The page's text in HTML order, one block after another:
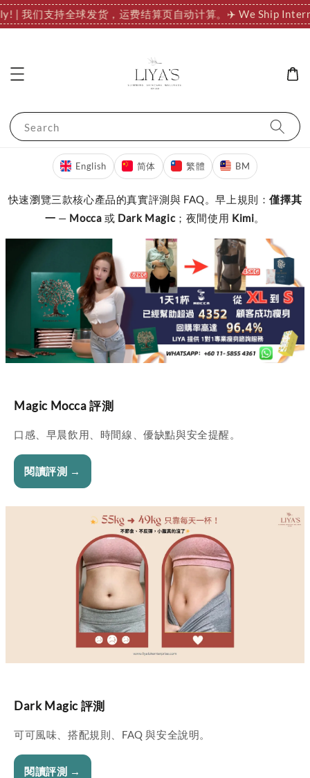
我们支持全球发货，运费结算页自动计算。 ✈️ We Ship
Search
English 简体 繁體 BM
快速瀏覽三款核心產品的真實評測與 FAQ。早上規則：僅擇其
一 — Mocca 或 Dark Magic；夜間使用 Kimi。
Magic Mocca 評測
口感、早晨飲用、時間線、優缺點與安全提醒。
閱讀評測 →
Dark Magic 評測
可可風味、搭配規則、FAQ 與安全說明。
閱讀評測 →